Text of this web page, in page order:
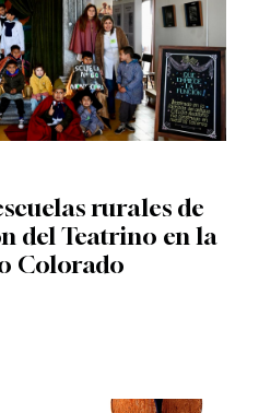
rurales de
del Teatrino en la
Colorado